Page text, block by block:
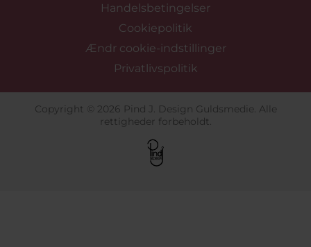
Handelsbetingelser
Cookiepolitik
Ændr cookie-indstillinger
Privatlivspolitik
Copyright © 2026 Pind J. Design Guldsmedie. Alle
rettigheder forbeholdt.